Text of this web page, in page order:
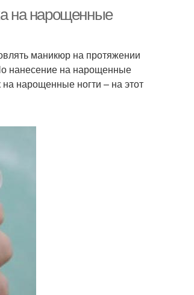
на нарощенные
маникюр на протяжении
нанесение на нарощенные
нарощенные ногти – на этот